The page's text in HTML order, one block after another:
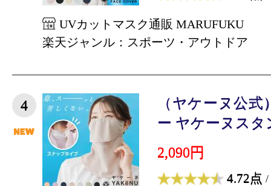
UVカットマスク通販 MARUFUKU
楽天ジャンル：スポーツ・アウトドア
4
（ヤケーヌ公
ー ヤケーヌスタ
2,090円
4.72点 /